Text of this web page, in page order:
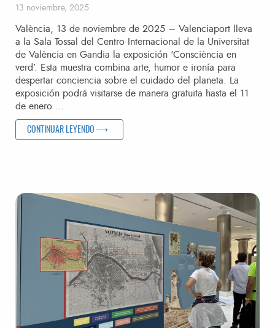
Publicado el
13 noviembre, 2025
València, 13 de noviembre de 2025 – Valenciaport lleva
a la Sala Tossal del Centro Internacional de la Universitat
de València en Gandia la exposición ‘Consciència en
verd’. Esta muestra combina arte, humor e ironía para
despertar conciencia sobre el cuidado del planeta. La
exposición podrá visitarse de manera gratuita hasta el 11
de enero …
CONTINUAR LEYENDO «GANDIA ACOGE ‘CONSCIÈNCIA EN VERD’, LA